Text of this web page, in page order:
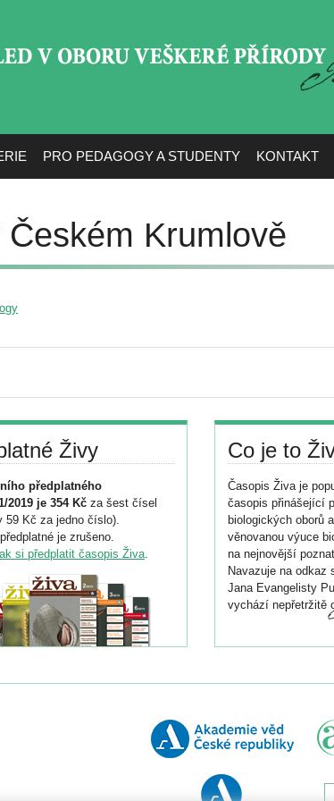
PRO PEDAGOGY A STUDENTY KONTAKT
Krumlově
Živy
předplatného
2019 je 354 Kč za šest čísel
59 Kč za jedno číslo).
je zrušeno.
si předplatit časopis Živa.
Co je to
Časopis Živa je
časopis přinášející
biologických oborů
věnovanou výuce
na nejnovější
Navazuje na odkaz
Jana Evangelisty
vychází nepřetržitě